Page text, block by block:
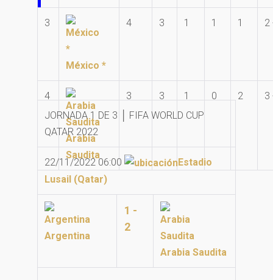
3
México *
4 3 1 1 1 2
4
Arabia
Saudita
3 3 1 0 2
3
JORNADA 1 DE 3 │ FIFA WORLD CUP
QATAR 2022
22/11/2022 06:00
Estadio
Lusail (Qatar)
Argentina
1 -
2
Arabia Saudita